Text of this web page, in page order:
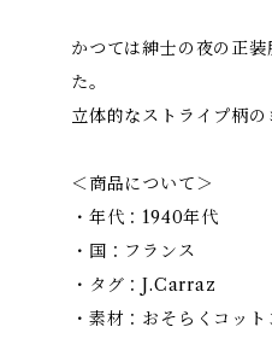
かつては紳士の夜の正
た。
立体的なストライプ柄の
＜商品について＞
・年代：1940年代
・国：フランス
・タグ：J.Carraz
・素材：おそらくコット